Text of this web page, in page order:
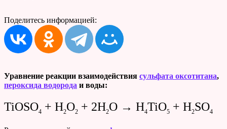
Поделитесь информацией:
Уравнение реакции взаимодействия сульфата оксотитана,
пероксида водорода и воды:
TiOSO4 + H2O2 + 2H2O → H4TiO5 + H2SO4